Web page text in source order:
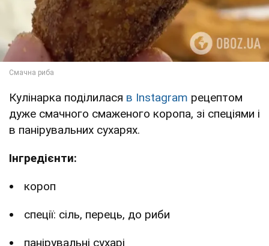
Кулінарка поділилася в Instagram рецептом
дуже смачного смаженого коропа, зі спеціями і
в панірувальних сухарях.
Інгредієнти:
короп
спеції: сіль, перець, до риби
панірувальні сухарі